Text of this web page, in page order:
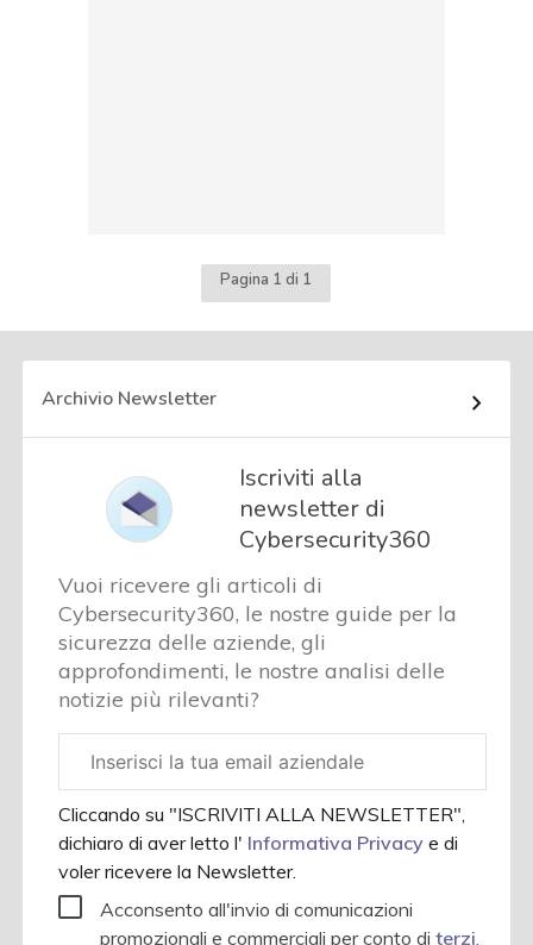
Pagina 1 di 1
Archivio Newsletter
Iscriviti alla
newsletter di
Cybersecurity360
Vuoi ricevere gli articoli di
Cybersecurity360, le nostre guide per la
sicurezza delle aziende, gli
approfondimenti, le nostre analisi delle
notizie più rilevanti?
aziendale
Cliccando su "ISCRIVITI ALLA NEWSLETTER",
dichiaro di aver letto l' Informativa Privacye di
voler ricevere la Newsletter.
Acconsento all'invio di comunicazioni
promozionali e commerciali per conto diterzi.